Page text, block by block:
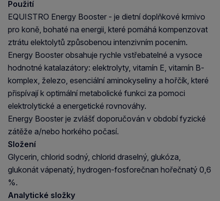
Použití
EQUISTRO Energy Booster - je dietní doplňkové krmivo
pro koně, bohaté na energii, které pomáhá kompenzovat
ztrátu elektolytů způsobenou intenzivním pocením.
Energy Booster obsahuje rychle vstřebatelné a vysoce
hodnotné katalazátory: elektrolyty, vitamín E, vitamín B-
komplex, železo, esenciální aminokyseliny a hořčík, které
přispívají k optimální metabolické funkci za pomoci
elektrolytické a energetické rovnováhy.
Energy Booster je zvlášť doporučován v období fyzické
zátěže a/nebo horkého počasí.
Složení
Glycerin, chlorid sodný, chlorid draselný, glukóza,
glukonát vápenatý, hydrogen-fosforečnan hořečnatý 0,6
%.
Analytické složky